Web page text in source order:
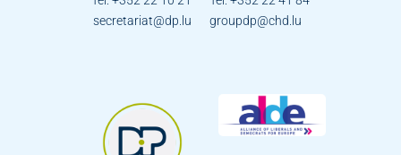
secretariat@dp.lu
groupdp@chd.lu